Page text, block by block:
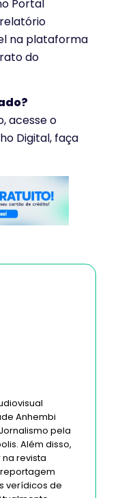
Portal
na plataforma
do
acesse o
Digital, faça
Anhembi
pela
Além disso,
revista
verídicos de